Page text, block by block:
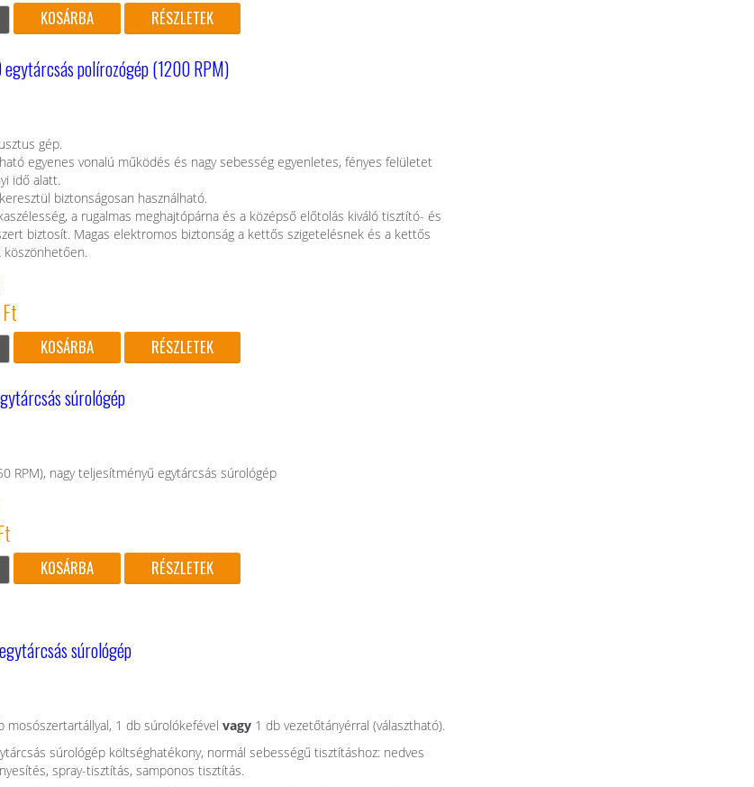
RÉSZLETEK
polírozógép (1200 RPM)
gép.
egyenes vonalú működés és nagy sebesség egyenletes, fényes felületet
idő alatt.
biztonságosan használható.
a rugalmas meghajtópárna és a középső előtolás kiváló tisztító- és
biztosít. Magas elektromos biztonság a kettős szigetelésnek és a kettős
köszönhetően.
RÉSZLETEK
súrológép
RPM), nagy teljesítményű egytárcsás súrológép
RÉSZLETEK
súrológép
mosószertartállyal, 1 db súrolókefével vagy 1 db vezetőtányérral (választható).
súrológép költséghatékony, normál sebességű tisztításhoz: nedves
spray-tisztítás, samponos tisztítás.